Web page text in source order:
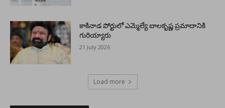
కాకినాడ పోర్టులో ఎమ్మెల్యే బాలకృష్ణ ప్రమాదానికి
గురియ్యారు
21 July 2026
Load more